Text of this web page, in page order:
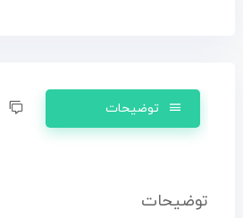
توضیحات
توضیحات